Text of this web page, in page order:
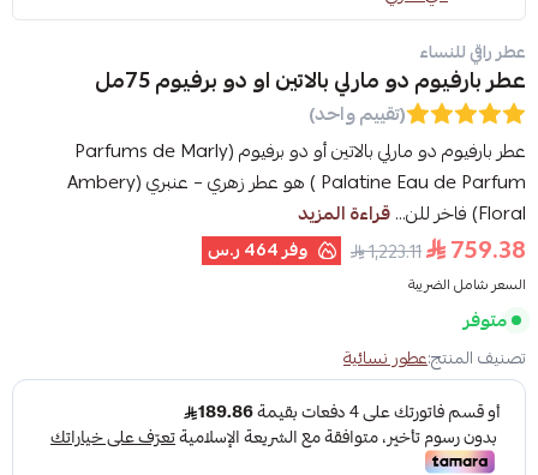
عطر راقي للنساء
عطر بارفيوم دو مارلي بالاتين او دو برفيوم 75مل
(تقييم واحد)
عطر بارفيوم دو مارلي بالاتين أو دو برفيوم (Parfums de Marly
Palatine Eau de Parfum ) هو عطر زهري – عنبري (Ambery
Floral) فاخر للن...
قراءة المزيد
759.38
1,223.11 وفر464 ر.س
السعر شامل الضريبة
متوفر
تصنيف المنتج:عطور نسائية